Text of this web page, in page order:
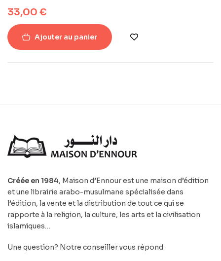
33,00 €
Ajouter au panier
Créée en 1984, Maison d’Ennour est une maison d’édition
et une librairie arabo-musulmane spécialisée dans
l’édition, la vente et la distribution de tout ce qui se
rapporte à la religion, la culture, les arts et la civilisation
islamiques…
Une question? Notre conseiller vous répond